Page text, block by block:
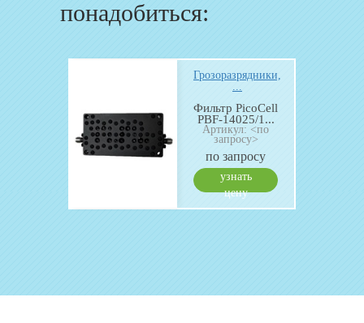
понадобиться:
Грозоразрядники,
...
Фильтр PicoCell
PBF-14025/1...
Артикул: <по
запросу>
по запросу
узнать
цену